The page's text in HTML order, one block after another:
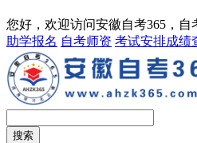
您好，欢迎访问安徽自考365，自
助学报名 自考师资 考试安排成绩